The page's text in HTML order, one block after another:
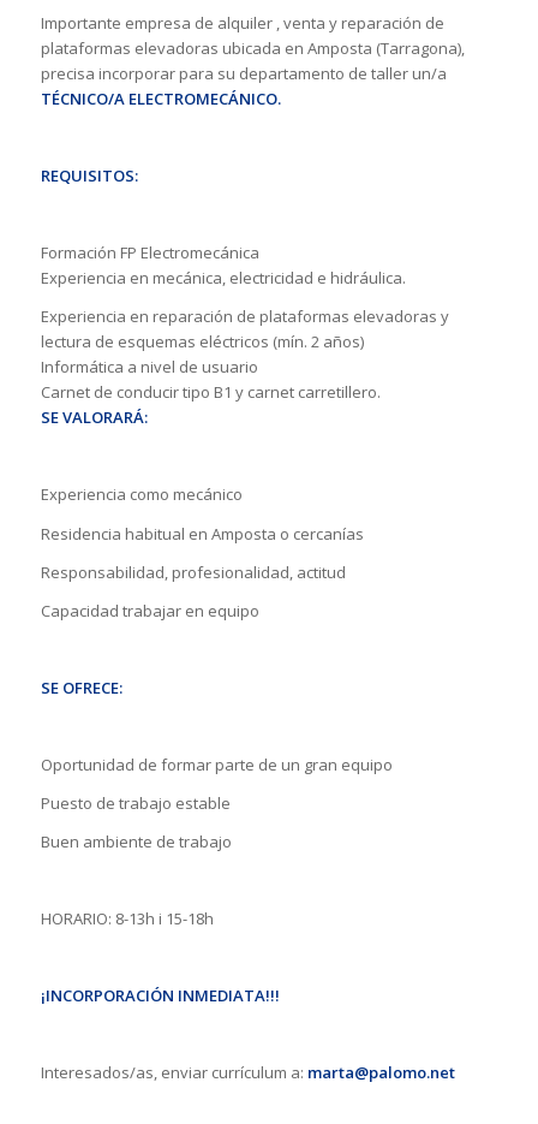
Importante empresa de alquiler , venta y reparación de
plataformas elevadoras ubicada en Amposta (Tarragona),
precisa incorporar para su departamento de taller un/a
TÉCNICO/A ELECTROMECÁNICO.
REQUISITOS:
Formación FP Electromecánica
Experiencia en mecánica, electricidad e hidráulica.
Experiencia en reparación de plataformas elevadoras y
lectura de esquemas eléctricos (mín. 2 años)
Informática a nivel de usuario
Carnet de conducir tipo B1 y carnet carretillero.
SE VALORARÁ:
Experiencia como mecánico
Residencia habitual en Amposta o cercanías
Responsabilidad, profesionalidad, actitud
Capacidad trabajar en equipo
SE OFRECE:
Oportunidad de formar parte de un gran equipo
Puesto de trabajo estable
Buen ambiente de trabajo
HORARIO: 8-13h i 15-18h
¡INCORPORACIÓN INMEDIATA!!!
Interesados/as, enviar currículum a: marta@palomo.net